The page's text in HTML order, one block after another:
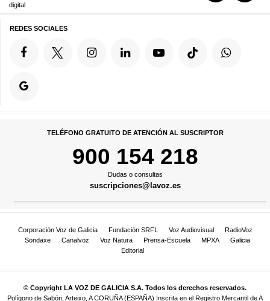
digital
REDES SOCIALES
TELÉFONO GRATUITO DE ATENCIÓN AL SUSCRIPTOR
900 154 218
Dudas o consultas
suscripciones@lavoz.es
Corporación Voz de Galicia Fundación SRFL Voz Audiovisual
RadioVoz
Sondaxe
Canalvoz Voz Natura Prensa-Escuela MPXA
Galicia
Editorial
© Copyright LA VOZ DE GALICIA S.A. Todos los derechos reservados.
Polígono de Sabón, Arteixo, A CORUÑA (ESPAÑA) Inscrita en el Registro Mercantil de A